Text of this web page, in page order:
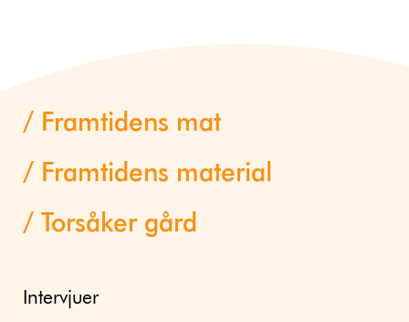
Framtidens mat
Framtidens material
Torsåker gård
Intervjuer